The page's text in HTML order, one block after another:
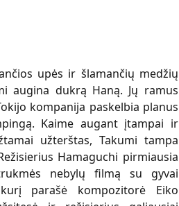
upės ir šlamančių medžių
augina dukrą Haną. Jų ramus
kompanija paskelbia planus
Kaime augant įtampai ir
užterštas, Takumi tampa
Hamaguchi pirmiausia
nebylų filmą su gyvai
parašė kompozitorė Eiko